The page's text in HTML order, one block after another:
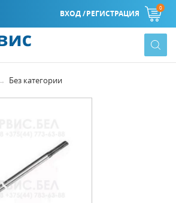
ВХОД /РЕГИСТРАЦИЯ
0
Без категории